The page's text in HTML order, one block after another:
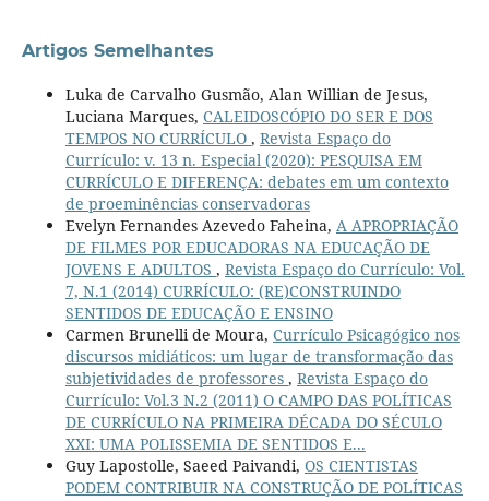
Artigos Semelhantes
Luka de Carvalho Gusmão, Alan Willian de Jesus,
Luciana Marques, CALEIDOSCÓPIO DO SER E DOS
TEMPOS NO CURRÍCULO , Revista Espaço do
Currículo: v. 13 n. Especial (2020): PESQUISA EM
CURRÍCULO E DIFERENÇA: debates em um contexto
de proeminências conservadoras
Evelyn Fernandes Azevedo Faheina, A APROPRIAÇÃO
DE FILMES POR EDUCADORAS NA EDUCAÇÃO DE
JOVENS E ADULTOS , Revista Espaço do Currículo: Vol.
7, N.1 (2014) CURRÍCULO: (RE)CONSTRUINDO
SENTIDOS DE EDUCAÇÃO E ENSINO
Carmen Brunelli de Moura, Currículo Psicagógico nos
discursos midiáticos: um lugar de transformação das
subjetividades de professores , Revista Espaço do
Currículo: Vol.3 N.2 (2011) O CAMPO DAS POLÍTICAS
DE CURRÍCULO NA PRIMEIRA DÉCADA DO SÉCULO
XXI: UMA POLISSEMIA DE SENTIDOS E...
Guy Lapostolle, Saeed Paivandi, OS CIENTISTAS
PODEM CONTRIBUIR NA CONSTRUÇÃO DE POLÍTICAS